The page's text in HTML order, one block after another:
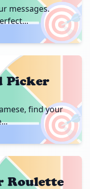
🎯
messages.
🎯
Picker
find your
Roulette